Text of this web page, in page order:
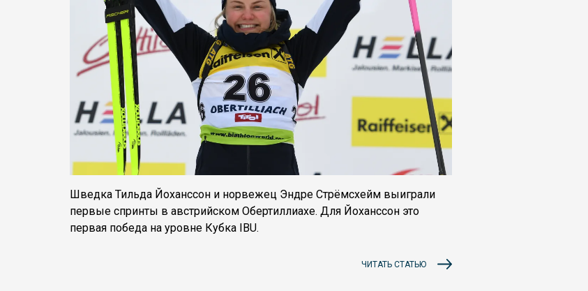
Шведка Тильда Йоханссон и норвежец Эндре Стрёмсхейм выиграли
первые спринты в австрийском Обертиллиахе. Для Йоханссон это
первая победа на уровне Кубка IBU.
ЧИТАТЬ СТАТЬЮ